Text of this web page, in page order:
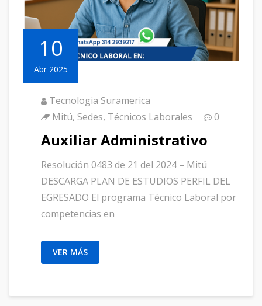
10
Abr 2025
Tecnologia Suramerica
Mitú, Sedes, Técnicos Laborales 0
Auxiliar Administrativo
Resolución 0483 de 21 del 2024 – Mitú
DESCARGA PLAN DE ESTUDIOS PERFIL DEL
EGRESADO El programa Técnico Laboral por
competencias en
VER MÁS